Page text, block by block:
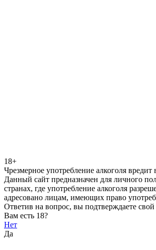
18+
Чрезмерное употребление алкоголя
Данный сайт предназначен для личного
странах, где употребление алкоголя
адресовано лицам, имеющих право
Ответив на вопрос, вы подтверждаете свой
Вам есть 18?
Нет
Да